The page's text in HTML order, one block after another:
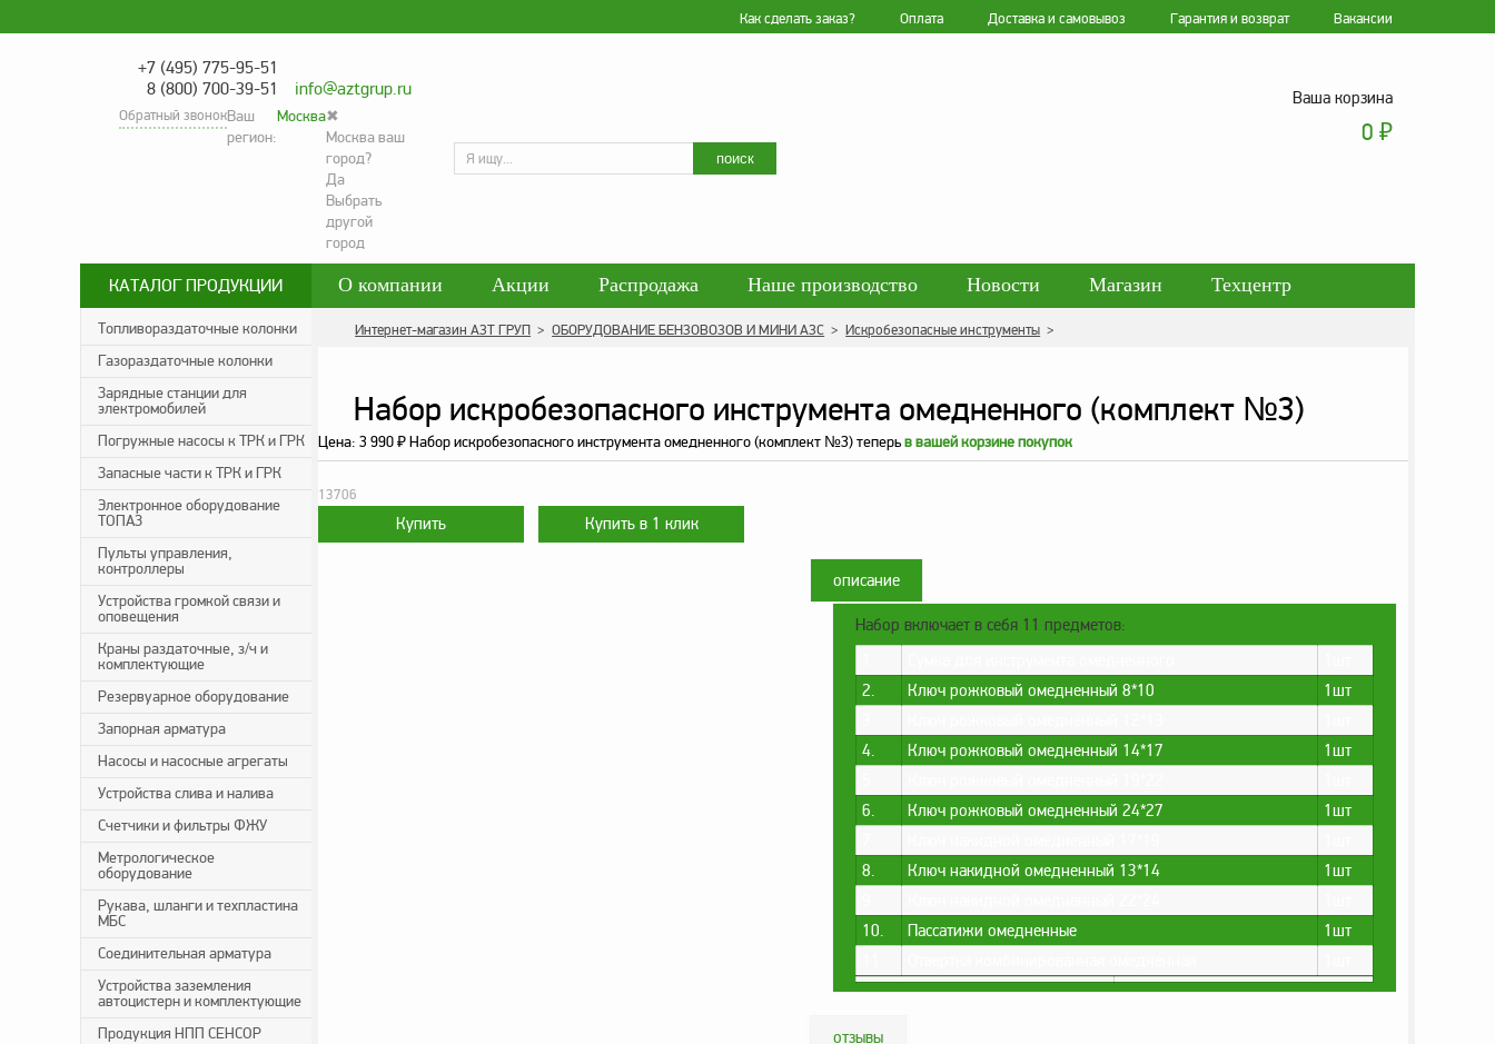
Как сделать заказ? Оплата Доставка и самовывоз Гарантия и возврат Вакансии
+7 (495) 775-95-51
8 (800) 700-39-51
info@aztgrup.ru
Обратный звонокВаш
регион:
Москва✖
Москва ваш
город?
Да
Выбрать
другой
город
Искать
поиск
Ваша корзина
0 ₽
КАТАЛОГ ПРОДУКЦИИ
Топливораздаточные колонки
Газораздаточные колонки
Зарядные станции для
электромобилей
Погружные насосы к ТРК и ГРК
Запасные части к ТРК и ГРК
Электронное оборудование
ТОПАЗ
Пульты управления,
контроллеры
Устройства громкой связи и
оповещения
Краны раздаточные, з/ч и
комплектующие
Резервуарное оборудование
Запорная арматура
Насосы и насосные агрегаты
Устройства слива и налива
Счетчики и фильтры ФЖУ
Метрологическое
оборудование
Рукава, шланги и техпластина
МБС
Соединительная арматура
Устройства заземления
автоцистерн и комплектующие
Продукция НПП СЕНСОР
О компании Акции Распродажа Наше производство Новости Магазин
Техцентр
Контакты
Согласие на обработку персональных данных
Блог
Интернет-магазин АЗТ ГРУП > ОБОРУДОВАНИЕ БЕНЗОВОЗОВ И МИНИ АЗС > Искробезопасные инструменты >
Набор искробезопасного инструмента омедненного (комплект №3)
Цена: 3 990 ₽ Набор искробезопасного инструмента омедненного (комплект №3) теперьв вашей корзине покупок
13706
описание
Набор включает в себя 11 предметов:
2.
Ключ рожковый омедненный 8*10
1шт
4.
Ключ рожковый омедненный 14*17
1шт
6.
Ключ рожковый омедненный 24*27
1шт
8.
Ключ накидной омедненный 13*14
1шт
10.
Пассатижи омедненные
1шт
отзывы